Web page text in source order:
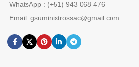
WhatsApp : (+51) 943 068 476
Email: gsuministrossac@gmail.com